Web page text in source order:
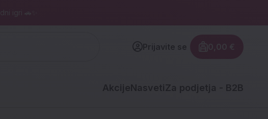
igri 🚗✨
Prijavite se
Znesek
0,00 €
AkcijeNasveti Za podjetja - B2B